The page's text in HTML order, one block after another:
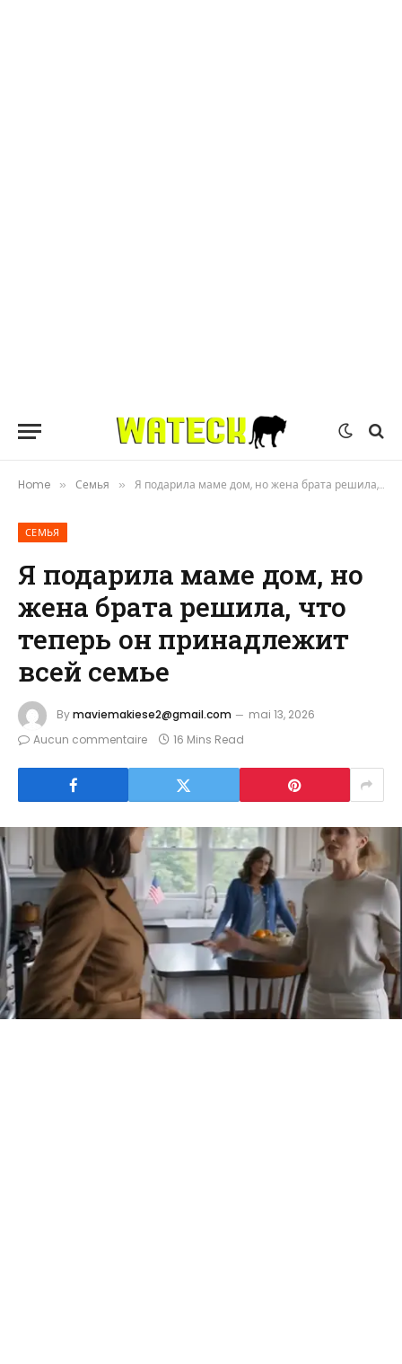
Home » Семья » Я подарила маме дом, но жена брата решила, что теперь он принадлежит всей семье
СЕМЬЯ
Я подарила маме дом, но
жена брата решила, что
теперь он принадлежит
всей семье
Bymaviemakiese2@gmail.com
mai 13, 2026
Aucun commentaire
16 Mins Read